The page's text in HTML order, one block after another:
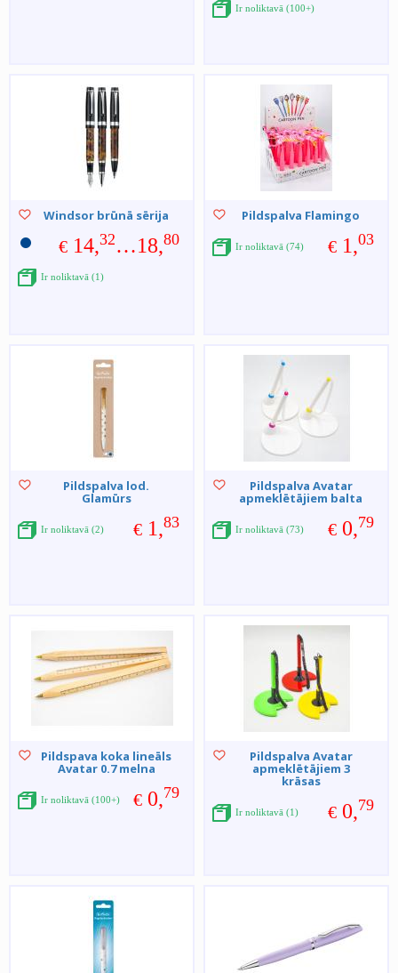
Ir noliktavā (100+)
Windsor brūnā sērija
€ 14,32…18,80
Ir noliktavā (1)
Pildspalva Flamingo
€ 1,03
Ir noliktavā (74)
Pildspalva lod.
Glamūrs
€ 1,83
Ir noliktavā (2)
Pildspalva Avatar
apmeklētājiem balta
€ 0,79
Ir noliktavā (73)
Pildspava koka lineāls
Avatar 0.7 melna
€ 0,79
Ir noliktavā (100+)
Pildspalva Avatar
apmeklētājiem 3
krāsas
€ 0,79
Ir noliktavā (1)